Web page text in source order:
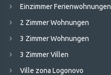
Einzimmer Ferienwohnungen
2 Zimmer Wohnungen
3 Zimmer Wohnungen
3 Zimmer Villen
Ville zona Logonovo